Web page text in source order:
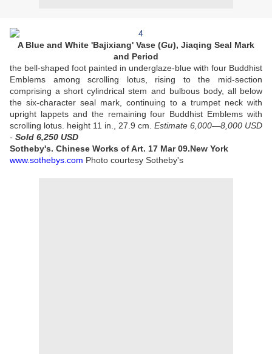
A Blue and White 'Bajixiang' Vase (Gu), Jiaqing Seal Mark
and Period
the bell-shaped foot painted in underglaze-blue with four Buddhist
Emblems among scrolling lotus, rising to the mid-section
comprising a short cylindrical stem and bulbous body, all below
the six-character seal mark, continuing to a trumpet neck with
upright lappets and the remaining four Buddhist Emblems with
scrolling lotus. height 11 in., 27.9 cm. Estimate 6,000—8,000 USD
- Sold 6,250 USD
Sotheby's. Chinese Works of Art. 17 Mar 09.New York
www.sothebys.com Photo courtesy Sotheby's